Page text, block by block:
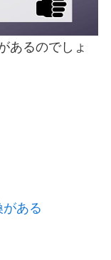
あるのでしょ
ある